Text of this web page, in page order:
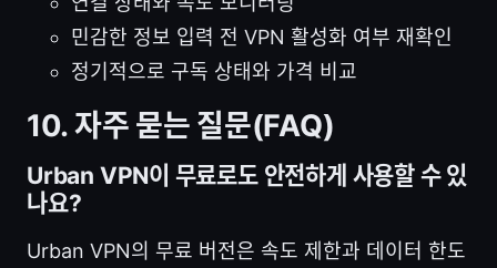
민감한 정보 입력 전 VPN 활성화 여부 재확인
정기적으로 구독 상태와 가격 비교
10. 자주 묻는 질문(FAQ)
Urban VPN이 무료로도 안전하게 사용할 수 있
나요?
Urban VPN의 무료 버전은 속도 제한과 데이터 한도